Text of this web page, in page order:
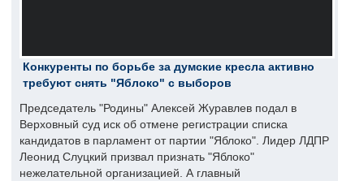
Конкуренты по борьбе за думские кресла активно
требуют снять "Яблоко" с выборов
Председатель "Родины" Алексей Журавлев подал в
Верховный суд иск об отмене регистрации списка
кандидатов в парламент от партии "Яблоко". Лидер ЛДПР
Леонид Слуцкий призвал признать "Яблоко"
нежелательной организацией. А главный